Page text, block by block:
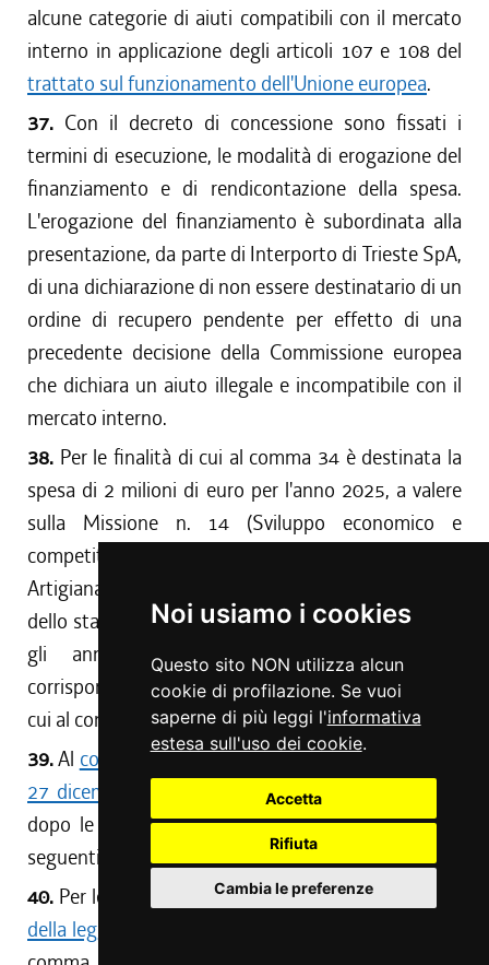
Noi usiamo i cookies
Questo sito NON utilizza alcun
cookie di profilazione. Se vuoi
saperne di più leggi l'informativa
estesa sull'uso dei cookie.
Accetta
Rifiuta
Cambia le preferenze
alcune categorie di aiuti compatibili con il mercato
interno in applicazione degli articoli 107 e 108 del
trattato sul funzionamento dell'Unione europea.
37. Con il decreto di concessione sono fissati i
termini di esecuzione, le modalità di erogazione del
finanziamento e di rendicontazione della spesa.
L'erogazione del finanziamento è subordinata alla
presentazione, da parte di Interporto di Trieste SpA,
di una dichiarazione di non essere destinatario di un
ordine di recupero pendente per effetto di una
precedente decisione della Commissione europea
che dichiara un aiuto illegale e incompatibile con il
mercato interno.
38. Per le finalità di cui al comma 34 è destinata la
spesa di 2 milioni di euro per l'anno 2025, a valere
sulla Missione n. 14 (Sviluppo economico e
competitività) - Programma n. 1 (Industria PMI e
Artigianato) - Titolo n. 2 (Spese in conto capitale)
dello stato di previsione della spesa del bilancio per
gli anni 2025-2027, con riferimento alla
corrispondente variazione prevista dalla Tabella B di
cui al comma 61.
39.Al comma 20 dell'articolo 2 della legge regionale
27 dicembre 2019, n. 24
(Legge di stabilità 2020),
dopo le parole <<rifugi alpini>> sono aggiunte le
seguenti: <<
e rifugi escursionistici>>.
40. Per le finalità previste dall'articolo 2, comma 20,
della legge regionale 24/2019